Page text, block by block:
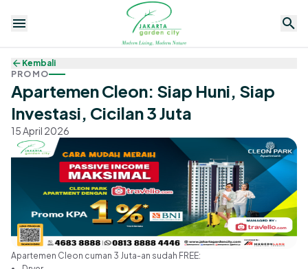
Perumahan Apartemen Komersil Fasilitas
Promo
Kembali
PROMO
Apartemen Cleon: Siap Huni, Siap
Investasi, Cicilan 3 Juta
15 April 2026
Apartemen Cleon cuman 3 Juta-an sudah FREE: